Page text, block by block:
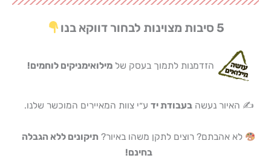
5 סיבות מצוינות לבחור דווקא בנו
הזדמנות לתמוך בעסק שלמילואימניקים לוחמים!
✍️ האיור נעשהבעבודת יד ע״י צוות המאיירים המוכשר שלנו.
לא אהבתם? רוצים לתקן משהו באיור? תיקונים ללא הגבלה
בחינם!